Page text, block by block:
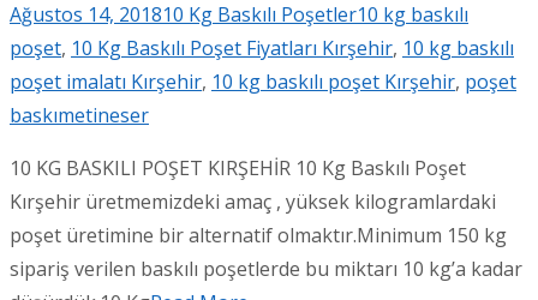
Ağustos 14, 201810 Kg Baskılı Poşetler10 kg baskılı
poşet, 10 Kg Baskılı Poşet Fiyatları Kırşehir, 10 kg baskılı
poşet imalatı Kırşehir, 10 kg baskılı poşet Kırşehir, poşet
baskımetineser
10 KG BASKILI POŞET KIRŞEHİR 10 Kg Baskılı Poşet
Kırşehir üretmemizdeki amaç , yüksek kilogramlardaki
poşet üretimine bir alternatif olmaktır.Minimum 150 kg
sipariş verilen baskılı poşetlerde bu miktarı 10 kg’a kadar